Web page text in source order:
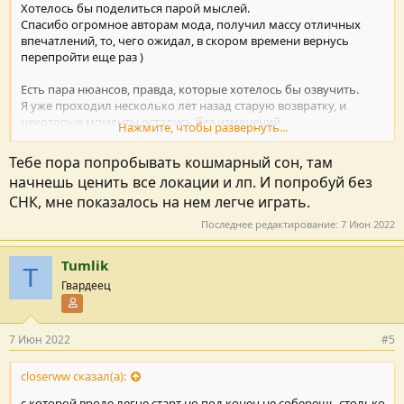
Хотелось бы поделиться парой мыслей.
Спасибо огромное авторам мода, получил массу отличных
впечатлений, то, чего ожидал, в скором времени вернусь
перепройти еще раз )
Есть пара нюансов, правда, которые хотелось бы озвучить.
Я уже проходил несколько лет назад старую возвратку, и
некоторые моменты остались без изменений.
Прошел сейчас за 76 часов, пал 74 лвл, двуруч, сложность
готическая, новый СНК, все настройки дефолтные по 100.
Закончил на ирдорате.
И основной момент, который вызывает вопросы - это
своевременная доступность контента и, соответсвенно,
Особенно для новичка или человека, слабо знакомого с игрой.
1. Кошмар ворона.
Я понятия не имел, что это за лока, поэтому пошел туда почти
сразу же, как открылся доступ. В итоге просидел там 5 часов на
40 лвле с 2,5к хп (на пале милишнике с двуручем), и это
единственная лока/данж в игре, которые вызвали настоящий
восторг и дали нужный челленж. После этого почти вся игра
стала казаться просто примитивной.
2. Начало игры.
А вот это была лютая душнина, вызывающая скорее больше
Нажмите, чтобы развернуть...
Тебе пора попробывать кошмарный сон, там
начнешь ценить все локации и лп. И попробуй без
СНК, мне показалось на нем легче играть.
Последнее редактирование: 7 Июн 2022
T Tumlik
Гвардеец
7 Июн 2022 #5
closerww сказал(а):